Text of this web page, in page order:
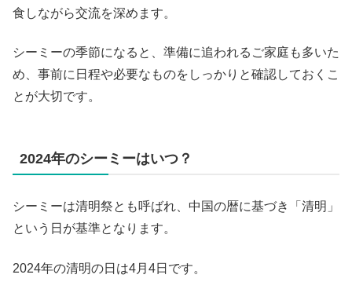
食しながら交流を深めます。
シーミーの季節になると、準備に追われるご家庭も多いた
め、事前に日程や必要なものをしっかりと確認しておくこ
とが大切です。
2024年のシーミーはいつ？
シーミーは清明祭とも呼ばれ、中国の暦に基づき「清明」
という日が基準となります。
2024年の清明の日は4月4日です。